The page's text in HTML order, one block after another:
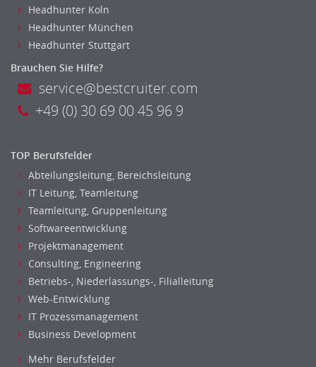
Sicherheit
Banken, Finanzdienstleister und Versicherungen Finanzen
Firmenkundengeschäft
Investment-Banking
Kreditanalyse
Mergers & Acquisitions
Privatkundengeschäft
Mathematik, Produkt, Statistik
Versicherung: Sachbearbeitung
Ausbilder
Berufsschule
Erwachsenenbildung
Erzieher
Kindergarten, KiTa, Vorschule
Bildung & Soziales Leitung, Teamleitung
Headhunter Koln
Headhunter München
Headhunter Stuttgart
Brauchen Sie Hilfe?
service@bestcruiter.com
+49 (0) 30 69 00 45 96 9
TOP Berufsfelder
Abteilungsleitung, Bereichsleitung
IT Leitung, Teamleitung
Teamleitung, Gruppenleitung
Softwareentwicklung
Projektmanagement
Consulting, Engineering
Betriebs-, Niederlassungs-, Filialleitung
Web-Entwicklung
IT Prozessmanagement
Business Development
Mehr Berufsfelder